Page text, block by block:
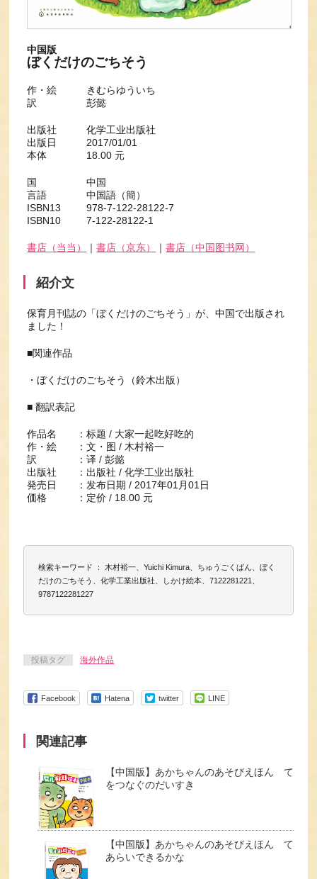
中国版
ぼくだけのごちそう
作・絵 きむらゆういち
訳 彭懿
出版社 化学工业出版社
出版日 2017/01/01
本体 18.00 元
国 中国
言語 中国語（簡）
ISBN13 978-7-122-28122-7
ISBN10 7-122-28122-1
書店（当当） ｜書店（京东） ｜書店（中国图书网）
紹介文
保育月刊誌の「ぼくだけのごちそう」が、中国で出版され
ました！
■関連作品
・ぼくだけのごちそう（鈴木出版）
■ 翻訳表記
作品名 ：标题 / 大家一起吃好吃的
作・絵 ：文・图 / 木村裕一
訳 ：译 / 彭懿
出版社 ：出版社 / 化学工业出版社
発売日 ：发布日期 / 2017年01月01日
価格 ：定价 / 18.00 元
検索キーワード ： 木村裕一、Yuichi Kimura、ちゅうごくばん、ぼく
だけのごちそう、化学工業出版社、しかけ絵本、7122281221、
9787122281227
投稿タグ 海外作品
Facebook Hatena twitter LINE
関連記事
【中国版】あかちゃんのあそびえほん て
をつなぐのだいすき
【中国版】あかちゃんのあそびえほん て
あらいできるかな